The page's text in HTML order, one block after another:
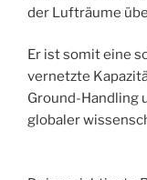
der Lufträume
Er ist somit eine
vernetzte
Ground-Handling
globaler